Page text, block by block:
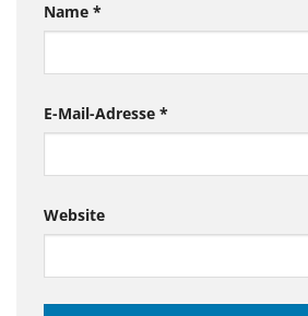
Name *
E-Mail-Adresse *
Website